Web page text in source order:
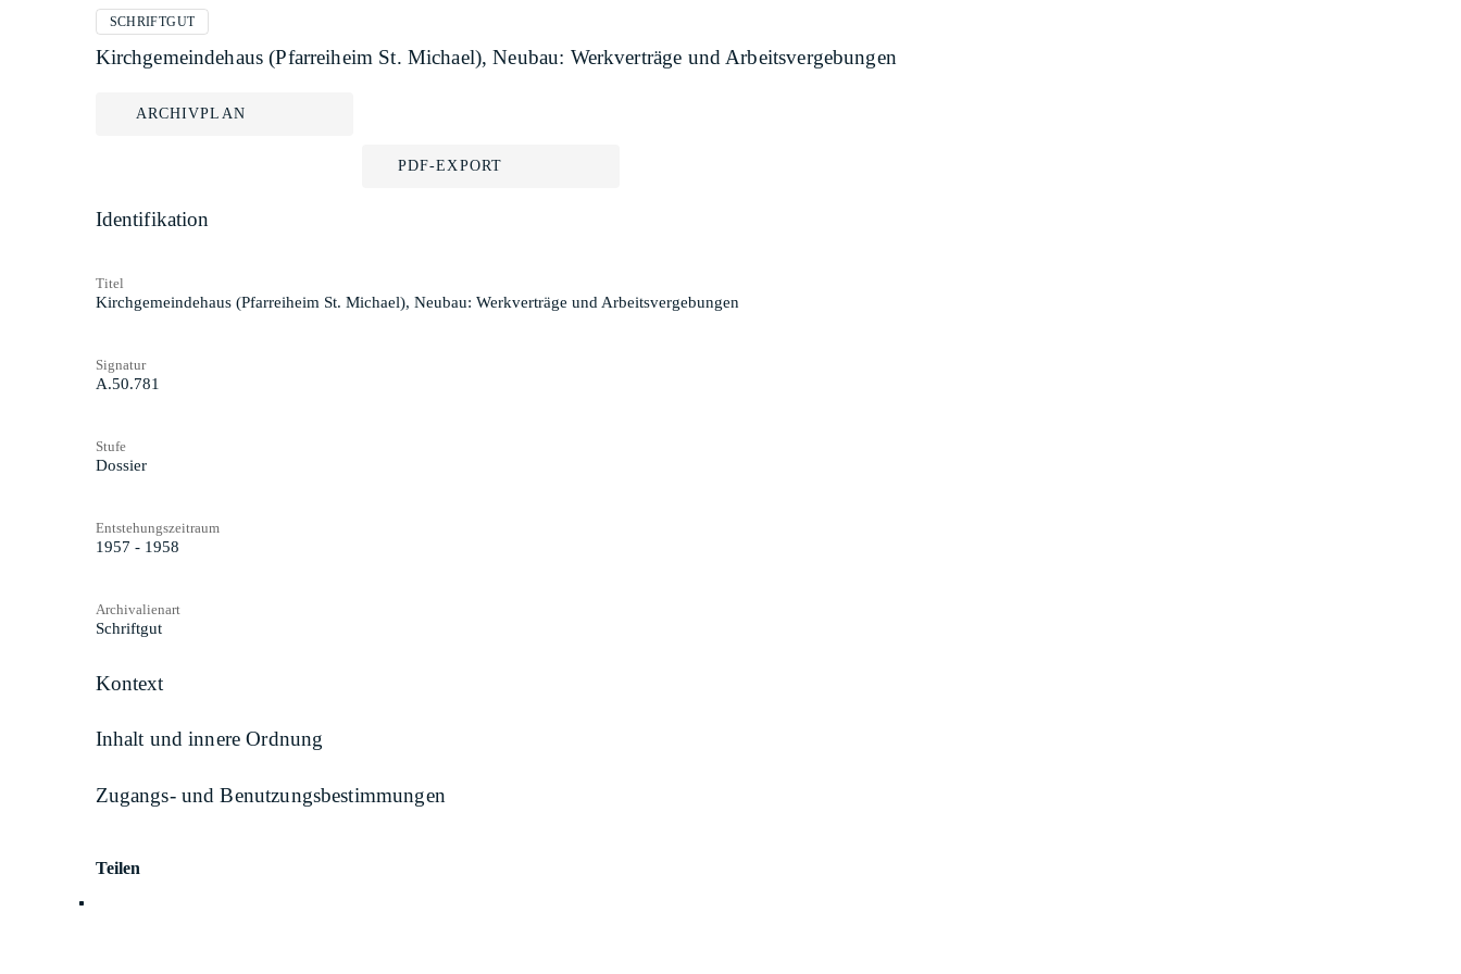
SCHRIFTGUT
Kirchgemeindehaus (Pfarreiheim St. Michael), Neubau: Werkverträge und Arbeitsvergebungen
ARCHIVPLAN
PDF-EXPORT
Identifikation
Titel
Kirchgemeindehaus (Pfarreiheim St. Michael), Neubau: Werkverträge und Arbeitsvergebungen
Signatur
A.50.781
Stufe
Dossier
Entstehungszeitraum
1957 - 1958
Archivalienart
Schriftgut
Kontext
Inhalt und innere Ordnung
Zugangs- und Benutzungsbestimmungen
Teilen